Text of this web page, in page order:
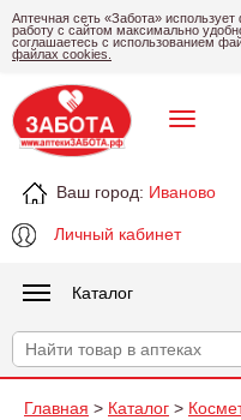
Аптечная сеть «Забота»
работу с сайтом максимально
соглашаетесь с использованием
файлах cookies.
Ваш город: Иваново
Личный кабинет
Каталог
Главная > Каталог >